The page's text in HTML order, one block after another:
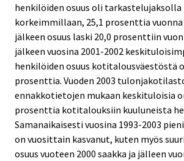
henkilöiden osuus oli tarkastelujaksolla
korkeimmillaan, 25,1 prosenttia vuonna
jälkeen osuus laski 20,0 prosenttiin
jälkeen vuosina 2001-2002
henkilöiden osuus kotitalousväestöstä
prosenttia. Vuoden 2003
ennakkotietojen mukaan keskituloisia
prosenttia kotitalouksiin kuuluneista
Samanaikaisesti vuosina 1993-2003
on vuosittain kasvanut, kuten myös
osuus vuoteen 2000 saakka ja jälleen